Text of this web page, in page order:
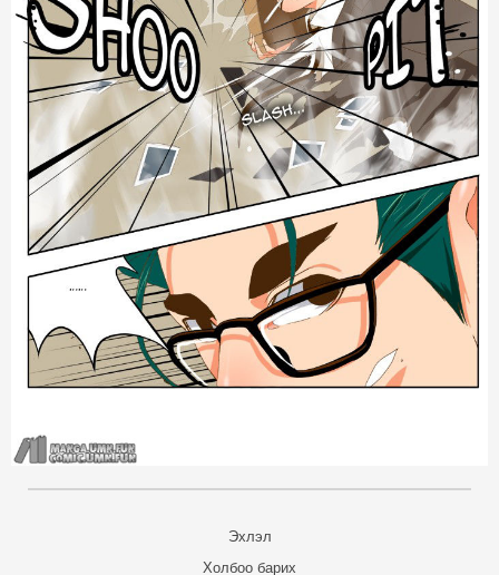
Эхлэл
Холбоо барих